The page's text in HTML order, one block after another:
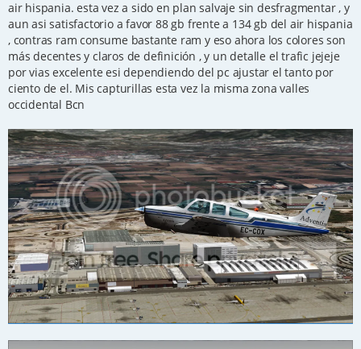
air hispania. esta vez a sido en plan salvaje sin desfragmentar , y
aun asi satisfactorio a favor 88 gb frente a 134 gb del air hispania
, contras ram consume bastante ram y eso ahora los colores son
más decentes y claros de definición , y un detalle el trafic jejeje
por vias excelente esi dependiendo del pc ajustar el tanto por
ciento de el. Mis capturillas esta vez la misma zona valles
occidental Bcn